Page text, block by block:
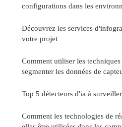
configurations dans les
Découvrez les services
votre projet
Comment utiliser les
segmenter les données de
Top 5 détecteurs d'ia à
Comment les technologies de